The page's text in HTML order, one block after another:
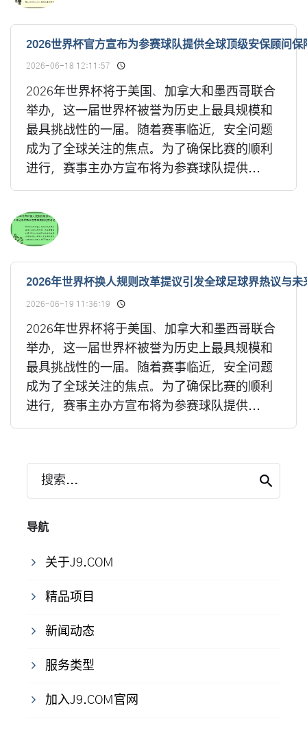
2026世界杯官方宣布为参赛球队提供全球顶级安保顾问保
2026-06-18 12:11:57
2026年世界杯将于美国、加拿大和墨西哥联合
举办，这一届世界杯被誉为历史上最具规模和
最具挑战性的一届。随着赛事临近，安全问题
成为了全球关注的焦点。为了确保比赛的顺利
进行，赛事主办方宣布将为参赛球队提供...
2026年世界杯换人规则改革提议引发全球足球界热议与未
2026-06-19 11:36:19
2026年世界杯将于美国、加拿大和墨西哥联合
举办，这一届世界杯被誉为历史上最具规模和
最具挑战性的一届。随着赛事临近，安全问题
成为了全球关注的焦点。为了确保比赛的顺利
进行，赛事主办方宣布将为参赛球队提供...
搜索...
导航
关于J9.COM
精品项目
新闻动态
服务类型
加入J9.COM官网